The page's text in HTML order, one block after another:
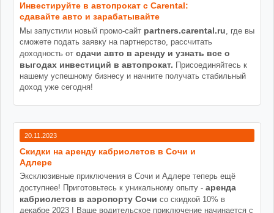
Инвестируйте в автопрокат с Carental:
сдавайте авто и зарабатывайте
Мы запустили новый промо-сайт partners.carental.ru, где вы
сможете подать заявку на партнерство, рассчитать
доходность от сдачи авто в аренду и узнать все о
выгодах инвестиций в автопрокат. Присоединяйтесь к
нашему успешному бизнесу и начните получать стабильный
доход уже сегодня!
20.11.2023
Cкидки на аренду кабриолетов в Сочи и
Адлере
Эксклюзивные приключения в Сочи и Адлере теперь ещё
доступнее! Приготовьтесь к уникальному опыту - аренда
кабриолетов в аэропорту Сочи со скидкой 10% в
декабре 2023 ! Ваше водительское приключение начинается с